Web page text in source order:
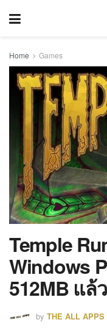
Home Games
Temple
Windows
512MB แล้ว
by THE ALL APPS